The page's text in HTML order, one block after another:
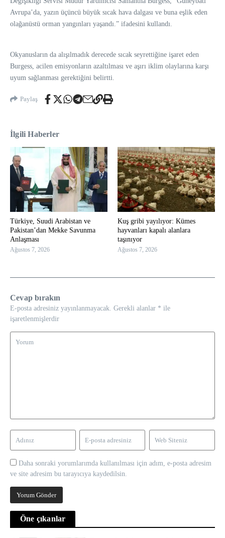
Avrupa’da, yazın üçüncü büyük sıcak hava dalgası ve buna eşlik eden
olağanüstü orman yangınları yaşandı.” ifadesini kullandı.
Okyanusların da alışılmadık derecede sıcak seyrettiğine işaret eden
Burgess, acilen emisyonların azaltılması ve aşırı iklim olaylarına karşı
uyum sağlanması gerektiğini belirtti.
Paylaş
İlgili Haberler
Türkiye, Suudi Arabistan ve
Pakistan’dan Mekke Savunma
Anlaşması
Ağustos 7, 2026
Kuş gribi yayılıyor: Kümes
hayvanları kapalı alanlara
taşınıyor
Ağustos 7, 2026
Cevap bırakın
E-posta adresiniz yayınlanmayacak. Gerekli alanlar * ile
işaretlenmişlerdir
Daha sonraki yorumlarımda kullanılması için adım, e-posta adresim
ve site adresim bu tarayıcıya kaydedilsin.
Öne çıkanlar